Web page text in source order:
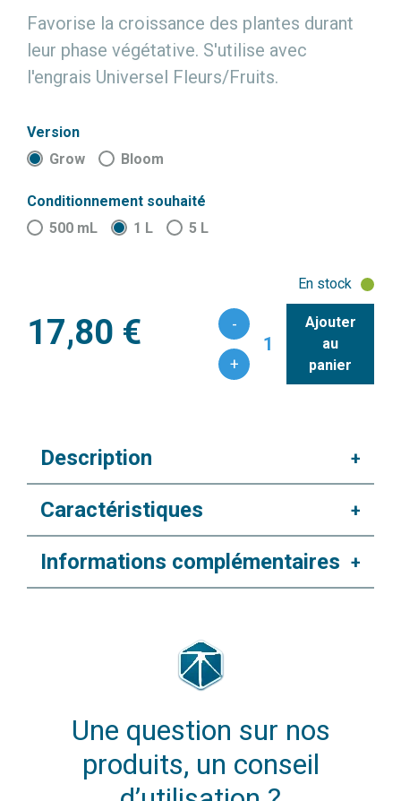
Favorise la croissance des plantes durant
leur phase végétative. S'utilise avec
l'engrais Universel Fleurs/Fruits.
Version
Grow
Bloom
Conditionnement souhaité
500 mL
1 L 5 L
17,80 €
En stock
Ajouter
au
panier
-
+
1
Description +
Caractéristiques +
Informations complémentaires +
Une question sur nos
produits, un conseil